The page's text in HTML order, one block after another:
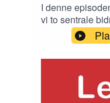
I denne
vi to sentrale
ny studie om
diagnose. Anne
påvirker
og arbeidsliv.